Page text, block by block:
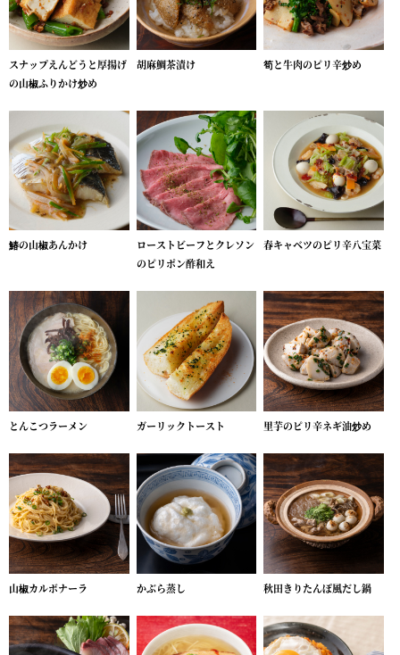
スナップえんどうと厚揚げ
の山椒ふりかけ炒め
胡麻鯛茶漬け 筍と牛肉のピリ辛炒め
鰆の山椒あんかけ
ローストビーフとクレソン
のピリポン酢和え
春キャベツのピリ辛八宝菜
とんこつラーメン ガーリックトースト 里芋のピリ辛ネギ油炒め
山椒カルボナーラ かぶら蒸し 秋田きりたんぽ風だし鍋